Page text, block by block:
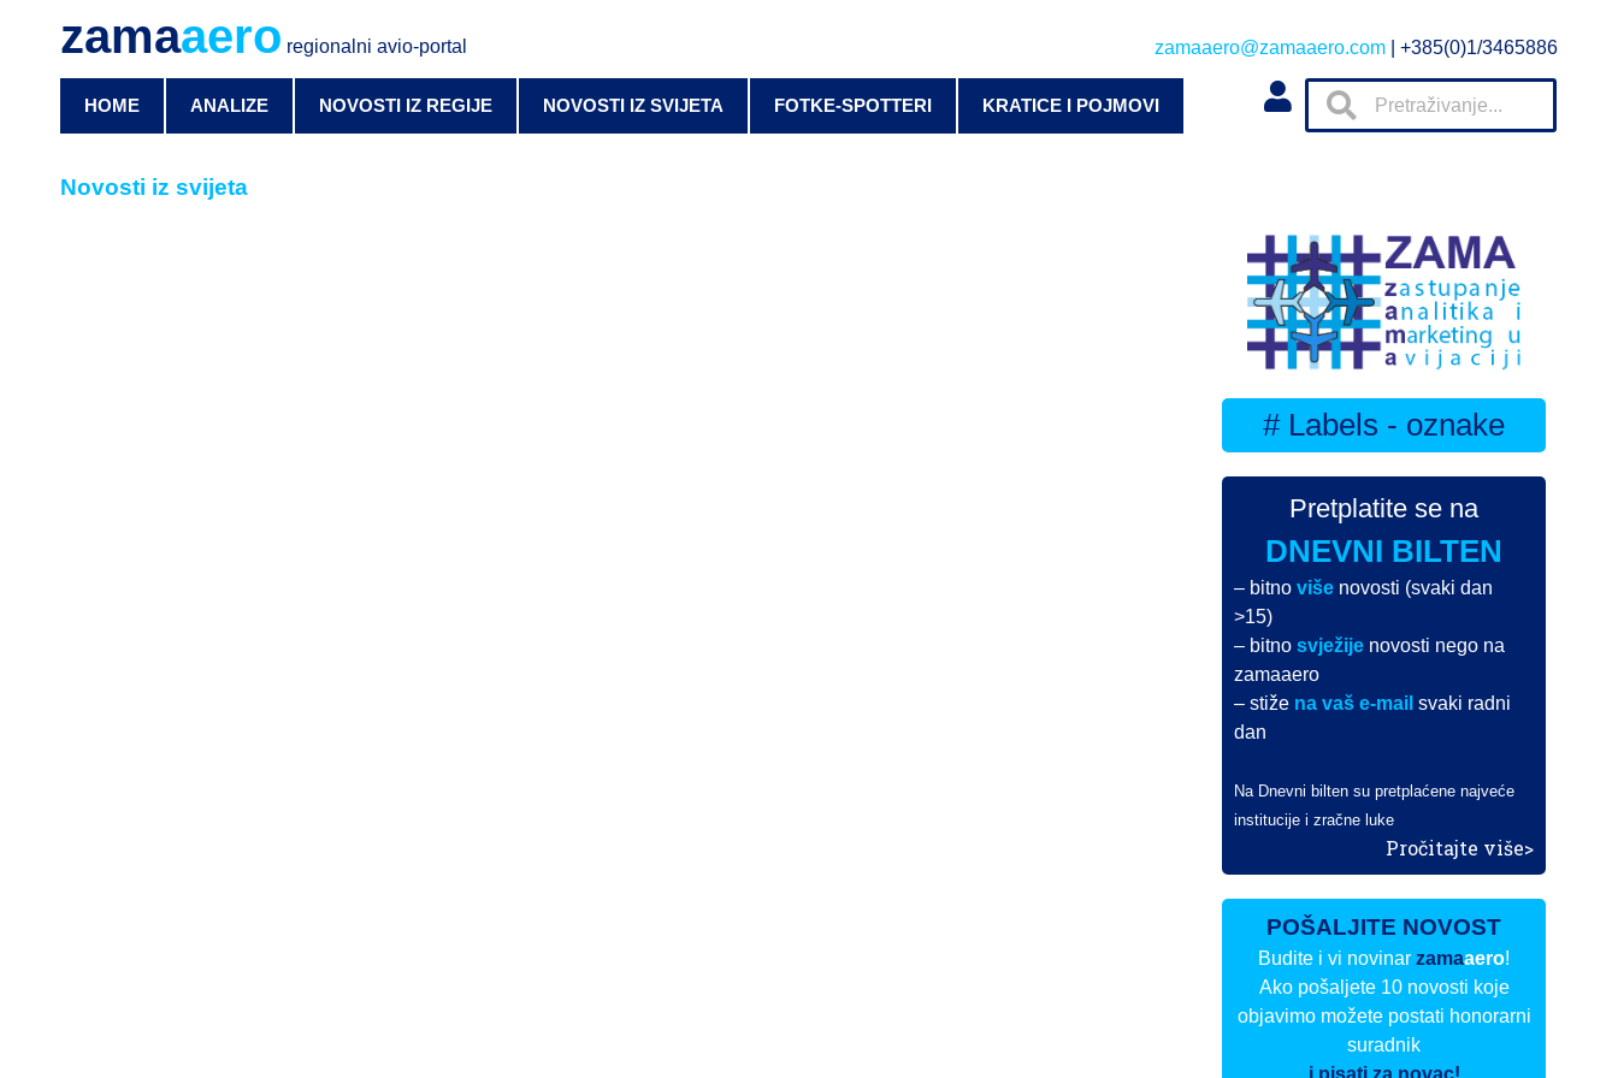
zamaaero regionalni avio-portal zamaaero@zamaaero.com | +385(0)1/3465886
HOME ANALIZE NOVOSTI IZ REGIJE NOVOSTI IZ SVIJETA FOTKE-SPOTTERI KRATICE I POJMOVI
Novosti iz svijeta
# Labels - oznake
Pretplatite se na
DNEVNI BILTEN
– bitnoviše novosti (svaki dan
>15)
– bitnosvježije novosti nego na
zamaaero
– stiže na vaš e-mail svaki radni
dan
Na Dnevni bilten su pretplaćene najveće
institucije i zračne luke
Pročitajte više>
POŠALJITE NOVOST
Budite i vi novinarzamaaero!
Ako pošaljete 10 novosti koje
objavimo možete postati honorarni
suradnik
i pisati za novac!